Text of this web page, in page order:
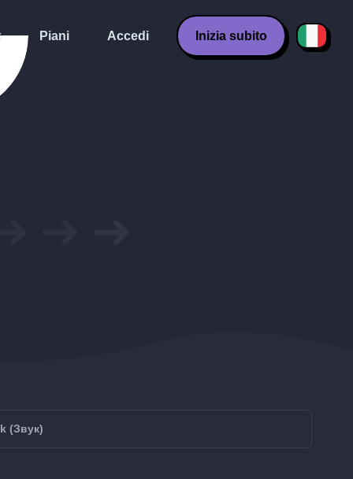
Piani Accedi Inizia subito
(Звук)